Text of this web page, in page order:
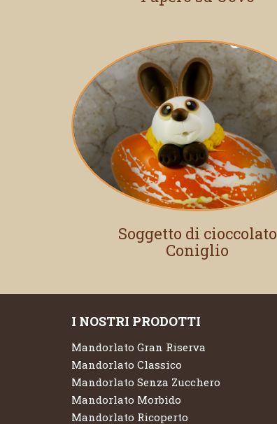
Soggetto di cioccolato
Coniglio
I NOSTRI PRODOTTI
Mandorlato Gran Riserva
Mandorlato Classico
Mandorlato Senza Zucchero
Mandorlato Morbido
Mandorlato Ricoperto